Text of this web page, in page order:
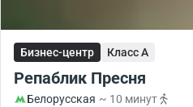
Бизнес-центр Класс A
Репаблик Пресня
Белорусская ~ 10 минут